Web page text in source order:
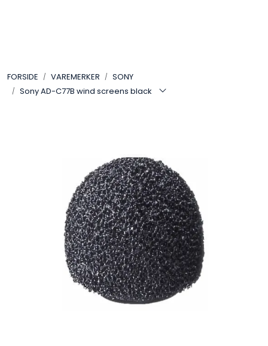
FORSIDE VAREMERKER
SONY
Sony AD-C77B wind screens black
LYD
SAMTALEROM